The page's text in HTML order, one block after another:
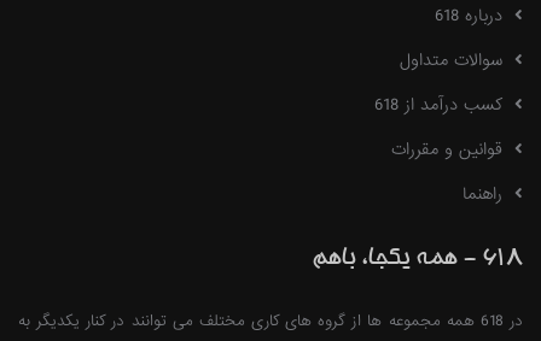
درباره 618
سوالات متداول
کسب درآمد از 618
قوانین و مقررات
راهنما
618 - همه یکجا، باهم
در 618 همه مجموعه ها از گروه های کاری مختلف می توانند در کنار یکدیگر به